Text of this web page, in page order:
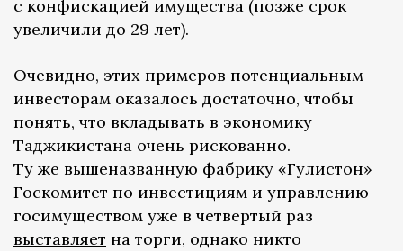
с конфискацией имущества (позже срок
увеличили до 29 лет).
Очевидно, этих примеров потенциальным
инвесторам оказалось достаточно, чтобы
понять, что вкладывать в экономику
Таджикистана очень рискованно.
Ту же вышеназванную фабрику «Гулистон»
Госкомитет по инвестициям и управлению
госимуществом уже в четвертый раз
выставляет на торги, однако никто